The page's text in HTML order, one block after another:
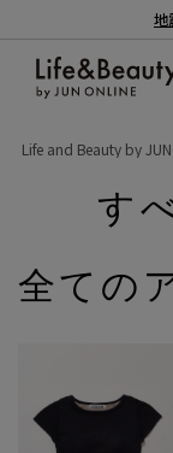
地
Life and Beauty by
す
全ての